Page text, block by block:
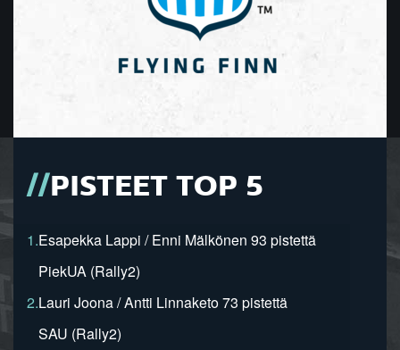
PISTEET TOP 5
1.Esapekka Lappi / Enni Mälkönen 93 pistettä
PiekUA (Rally2)
2.Lauri Joona / Antti Linnaketo 73 pistettä
SAU (Rally2)